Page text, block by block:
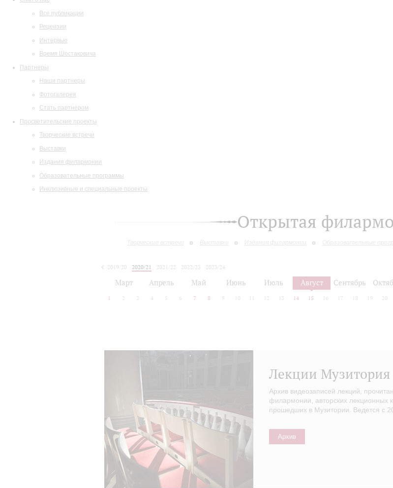
Все публикации
Рецензии
Интервью
Время Шостаковича
Партнеры
Наши партнеры
Фотогалерея
Стать партнером
Просветительские проекты
Творческие встречи
Выставки
Издания филармонии
Образовательные программы
Инклюзивные и специальные проекты
Открытая
Творческие встречи Выставки Издания филармонии Образовательные
2019/20 2020/21 2021/22 2022/23
2023/24
Март Апрель Май Июнь Июль Август Сентябрь
1 2 3 4 5 6 7 8 9 10 12 13 14 15 16 17 18 19 20
Лекции
Архив видеозаписей лекций,
филармонии, авторских лекционных
прошедших в Музитории. Ведется с
Архив